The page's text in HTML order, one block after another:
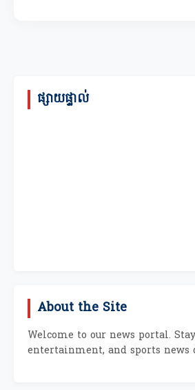
ផ្សាយផ្ទាល់
About the Site
Welcome to our news portal.
entertainment, and sports